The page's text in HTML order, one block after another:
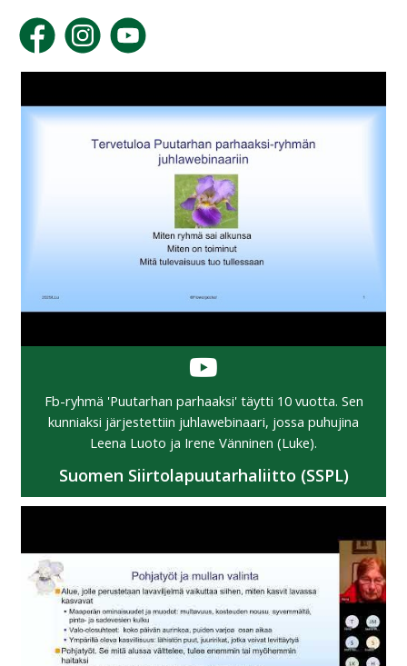
Fb-ryhmä 'Puutarhan parhaaksi' täytti 10 vuotta. Sen
kunniaksi järjestettiin juhlawebinaari, jossa puhujina
Leena Luoto ja Irene Vänninen (Luke).
Suomen Siirtolapuutarhaliitto (SSPL)